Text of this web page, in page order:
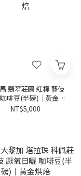
翡翠莊園 紅標 藝伎
啡豆(半磅)｜黃金烘
焙
NT$5,000